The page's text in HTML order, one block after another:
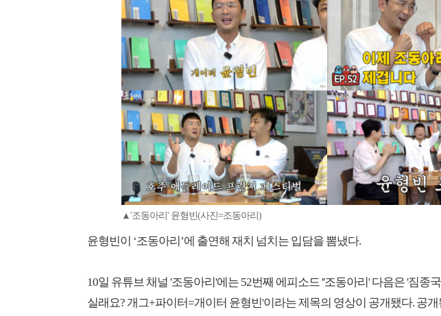
▲'조동아리' 윤형빈(사진=조동아리)
윤형빈이 ‘조동아리’에 출연해 재치 넘치는 입담을 뽐냈다.
10일 유튜브 채널 '조동아리'에는 52번째 에피소드 ''조동아리' 다음은 '짐종
실래요? 개그+파이터=개이터 윤형빈'이라는 제목의 영상이 공개됐다. 공